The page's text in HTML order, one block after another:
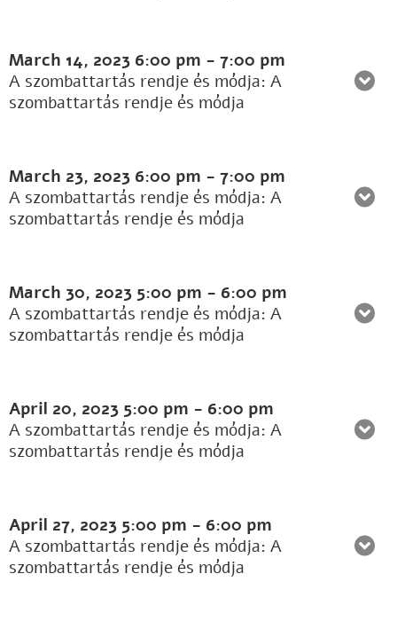
March 14, 2023 6:00 pm - 7:00 pm
A szombattartás rendje és módja: A
szombattartás rendje és módja
March 23, 2023 6:00 pm - 7:00 pm
A szombattartás rendje és módja: A
szombattartás rendje és módja
March 30, 2023 5:00 pm - 6:00 pm
A szombattartás rendje és módja: A
szombattartás rendje és módja
April 20, 2023 5:00 pm - 6:00 pm
A szombattartás rendje és módja: A
szombattartás rendje és módja
April 27, 2023 5:00 pm - 6:00 pm
A szombattartás rendje és módja: A
szombattartás rendje és módja